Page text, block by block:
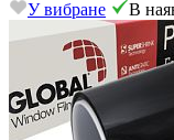
У вибране
В